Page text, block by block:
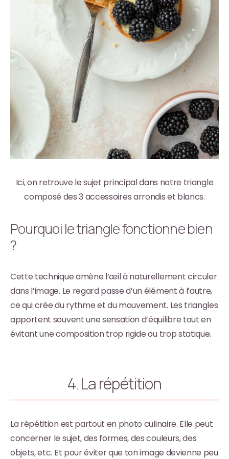
Ici, on retrouve le sujet principal dans notre triangle
composé des 3 accessoires arrondis et blancs.
Pourquoi le triangle fonctionne bien
?
Cette technique amène l’œil à naturellement circuler
dans l’image. Le regard passe d’un élément à l’autre,
ce qui crée du rythme et du mouvement. Les triangles
apportent souvent une sensation d’équilibre tout en
évitant une composition trop rigide ou trop statique.
4. La répétition
La répétition est partout en photo culinaire. Elle peut
concerner le sujet, des formes, des couleurs, des
objets, etc. Et pour éviter que ton image devienne peu